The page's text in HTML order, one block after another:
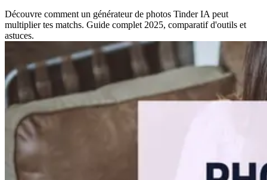
Découvre comment un générateur de photos Tinder IA peut
multiplier tes matchs. Guide complet 2025, comparatif d'outils et
astuces.